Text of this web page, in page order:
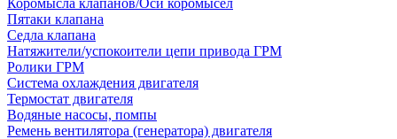
Коромысла клапанов/Оси коромысел
Пятаки клапана
Седла клапана
Натяжители/успокоители цепи привода ГРМ
Ролики ГРМ
Система охлаждения двигателя
Термостат двигателя
Водяные насосы, помпы
Ремень вентилятора (генератора) двигателя